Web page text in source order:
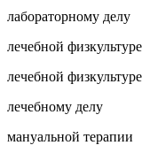
лабораторному делу
лечебной
лечебной физкультуре
лечебному делу
мануальной терапии